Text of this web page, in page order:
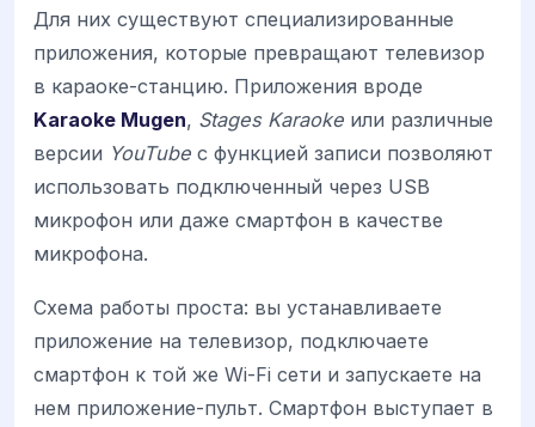
Для них существуют специализированные
приложения, которые превращают телевизор
в караоке-станцию. Приложения вроде
Karaoke Mugen, Stages Karaoke или различные
версии YouTube с функцией записи позволяют
использовать подключенный через USB
микрофон или даже смартфон в качестве
микрофона.
Схема работы проста: вы устанавливаете
приложение на телевизор, подключаете
смартфон к той же Wi-Fi сети и запускаете на
нем приложение-пульт. Смартфон выступает в